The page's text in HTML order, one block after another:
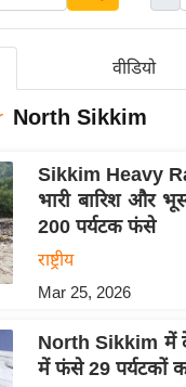
वीडियो
North Sikkim
Sikkim Heavy
भारी बारिश और
200 पर्यटक फंसे
राष्ट्रीय
Mar 25, 2026
North Sikkim में
में फंसे 29 पर्यटकों